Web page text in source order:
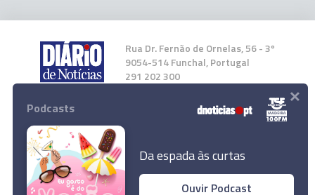
Bombeiros Sapadores do Funchal de
Rua Dr. Fernão de Ornelas, 56 - 3º
9054-514 Funchal, Portugal
291 202 300
Instale a nossa App
Podcasts
Da espada às curtas
Ouvir Podcast
×